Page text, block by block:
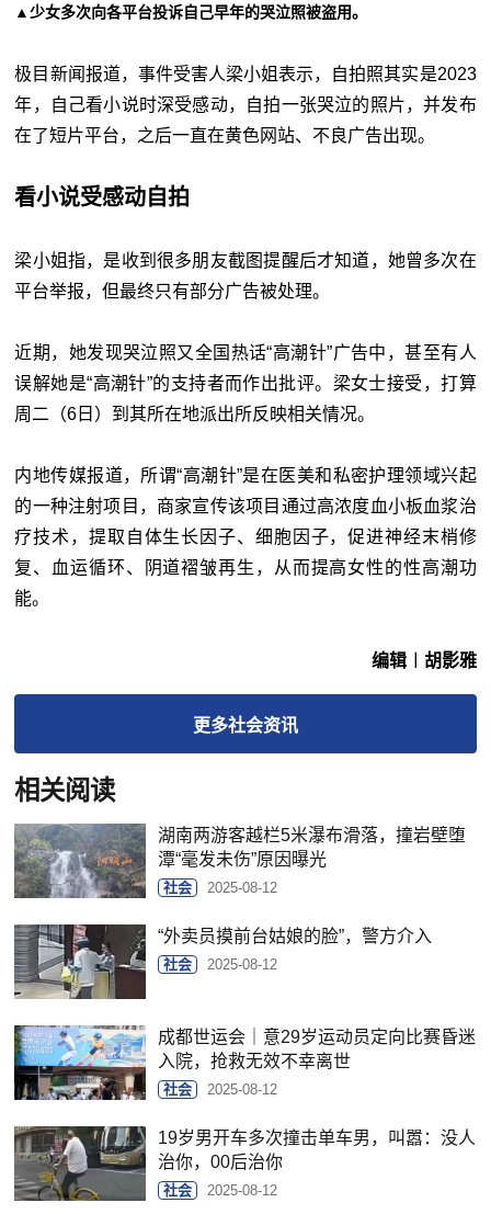
▲少女多次向各平台投诉自己早年的哭泣照被盗用。
极目新闻报道，事件受害人梁小姐表示，自拍照其实是2023
年，自己看小说时深受感动，自拍一张哭泣的照片，并发布
在了短片平台，之后一直在黄色网站、不良广告出现。
看小说受感动自拍
梁小姐指，是收到很多朋友截图提醒后才知道，她曾多次在
平台举报，但最终只有部分广告被处理。
近期，她发现哭泣照又全国热话“高潮针”广告中，甚至有人
误解她是“高潮针”的支持者而作出批评。梁女士接受，打算
周二（6日）到其所在地派出所反映相关情况。
内地传媒报道，所谓“高潮针”是在医美和私密护理领域兴起
的一种注射项目，商家宣传该项目通过高浓度血小板血浆治
疗技术，提取自体生长因子、细胞因子，促进神经末梢修
复、血运循环、阴道褶皱再生，从而提高女性的性高潮功
能。
编辑︱胡影雅
更多社会资讯
相关阅读
湖南两游客越栏5米瀑布滑落，撞岩壁堕
潭“毫发未伤”原因曝光
社会 2025-08-12
“外卖员摸前台姑娘的脸”，警方介入
社会 2025-08-12
成都世运会｜意29岁运动员定向比赛昏迷
入院，抢救无效不幸离世
社会 2025-08-12
19岁男开车多次撞击单车男，叫嚣：没人
治你，00后治你
社会 2025-08-12